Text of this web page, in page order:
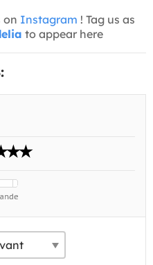
on Instagram ! Tag us as
to appear here